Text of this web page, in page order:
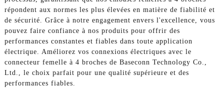
répondent aux normes les plus élevées en matière de fiabilité et
de sécurité. Grâce à notre engagement envers l'excellence, vous
pouvez faire confiance à nos produits pour offrir des
performances constantes et fiables dans toute application
électrique. Améliorez vos connexions électriques avec le
connecteur femelle à 4 broches de Baseconn Technology Co.,
Ltd., le choix parfait pour une qualité supérieure et des
performances fiables.